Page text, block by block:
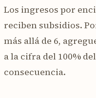
Los ingresos por
reciben subsidios.
más allá de 6,
a la cifra del 100%
consecuencia.